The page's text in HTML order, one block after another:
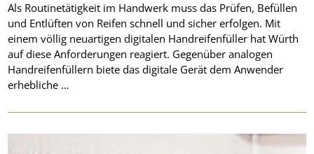
Als Routinetätigkeit im Handwerk muss das Prüfen, Befüllen
und Entlüften von Reifen schnell und sicher erfolgen. Mit
einem völlig neuartigen digitalen Handreifenfüller hat Würth
auf diese Anforderungen reagiert. Gegenüber analogen
Handreifenfüllern biete das digitale Gerät dem Anwender
erhebliche …